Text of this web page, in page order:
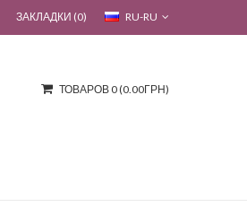
RU-RU
ЗАКЛАДКИ (0)
ТОВАРОВ 0 (0.00ГРН)